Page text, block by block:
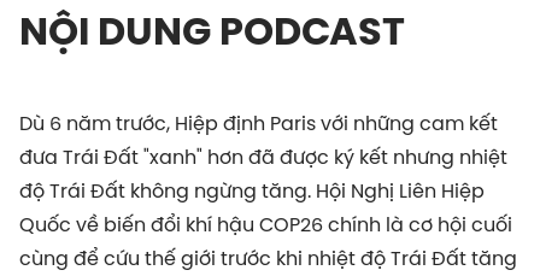
NỘI DUNG PODCAST
Dù 6 năm trước, Hiệp định Paris với những cam kết
đưa Trái Đất "xanh" hơn đã được ký kết nhưng nhiệt
độ Trái Đất không ngừng tăng. Hội Nghị Liên Hiệp
Quốc về biến đổi khí hậu COP26 chính là cơ hội cuối
cùng để cứu thế giới trước khi nhiệt độ Trái Đất tăng